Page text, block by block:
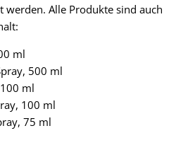
Alle Produkte sind auch
ml
500 ml
ml
100 ml
75 ml